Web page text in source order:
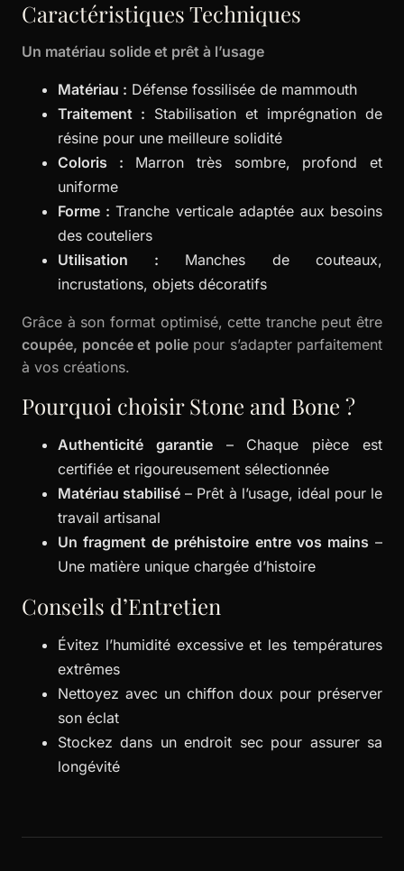
Caractéristiques Techniques
Un matériau solide et prêt à l’usage
Matériau : Défense fossilisée de mammouth
Traitement : Stabilisation et imprégnation de
résine pour une meilleure solidité
Coloris : Marron très sombre, profond et
uniforme
Forme : Tranche verticale adaptée aux besoins
des couteliers
Utilisation : Manches de couteaux,
incrustations, objets décoratifs
Grâce à son format optimisé, cette tranche peut être
coupée, poncée et poliepour s’adapter parfaitement
à vos créations.
Pourquoi choisir Stone and Bone ?
Authenticité garantie– Chaque pièce est
certifiée et rigoureusement sélectionnée
Matériau stabilisé – Prêt à l’usage, idéal pour le
travail artisanal
Un fragment de préhistoire entre vos mains –
Une matière unique chargée d’histoire
Conseils d’Entretien
Évitez l’humidité excessive et les températures
extrêmes
Nettoyez avec un chiffon doux pour préserver
son éclat
Stockez dans un endroit sec pour assurer sa
longévité